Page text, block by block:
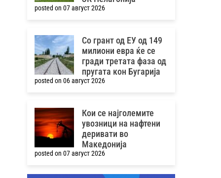
posted on 07 август 2026
Со грант од ЕУ од 149
милиони евра ќе се
гради третата фаза од
пругата кон Бугарија
posted on 06 август 2026
Кои се најголемите
увозници на нафтени
деривати во
Македонија
posted on 07 август 2026